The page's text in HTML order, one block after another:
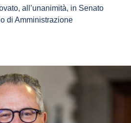
all’unanimità, in Senato
di Amministrazione